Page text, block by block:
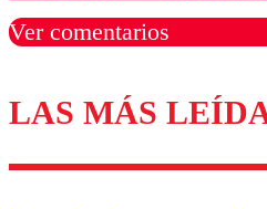
Ver comentarios
Los comentarios son
diálogo
Nombre
LAS MÁS